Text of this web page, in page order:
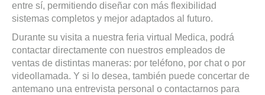
entre sí, permitiendo diseñar con más flexibilidad
sistemas completos y mejor adaptados al futuro.
Durante su visita a nuestra feria virtual Medica, podrá
contactar directamente con nuestros empleados de
ventas de distintas maneras: por teléfono, por chat o por
videollamada. Y si lo desea, también puede concertar de
antemano una entrevista personal o contactarnos para